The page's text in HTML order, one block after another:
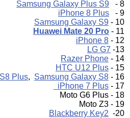
8 -
Samsung Galaxy Plus S9
9 -
iPhone 8 Plus
10 -
Samsung Galaxy S9
11 -
Huawei Mate 20 Pro
12 -
iPhone 8
13-
LG G7
14 -
Razer Phone
15 -
HTC U12 Plus
16 -
Plus, Samsung Galaxy S8
17 -
iPhone 7 Plus
18 - Moto G6 Plus
19 - Moto Z3
20-
Blackberry Key2